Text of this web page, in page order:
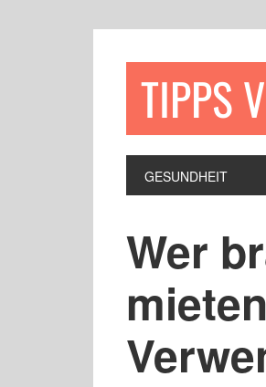
TIPPS
GESUNDHEIT
Wer